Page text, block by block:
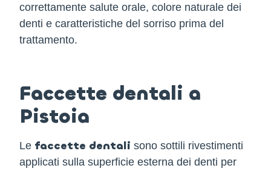
correttamente salute orale, colore naturale dei
denti e caratteristiche del sorriso prima del
trattamento.
Faccette dentali a
Pistoia
Le faccette dentali sono sottili rivestimenti
applicati sulla superficie esterna dei denti per